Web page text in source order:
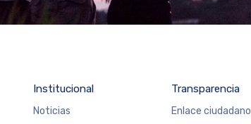
Institucional
Noticias
Transparencia
Enlace ciudadano